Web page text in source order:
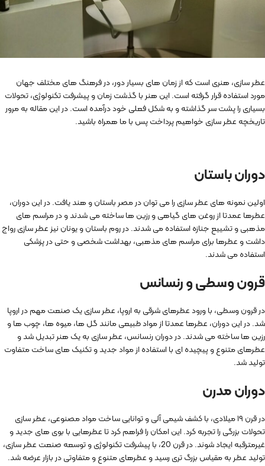
عطر سازی، هنری است که از زمان های بسیار دور، در فرهنگ های مختلف جهان
مورد استفاده قرار گرفته است. این هنر با گذشت زمان و پیشرفت تکنولوژی، تحولات
بسیاری را پشت سر گذاشته و به شکل فعلی خود درآمده است. در این مقاله به مرور
تاریخچه عطر سازی خواهیم پرداخت پس با ما همراه باشید.
دوران باستان
اولین نمونه های عطر سازی را می توان در مصر باستان و هند یافت. در این دوران،
عطرها عمدتا از روغن های گیاهی و رزین ها ساخته می شدند و در مراسم های
مذهبی و تشییع جنازه استفاده می شدند. در روم باستان و یونان نیز عطر سازی رواج
داشت و عطرها برای مراسم های مذهبی، بهداشت شخصی و حتی در پزشکی
استفاده می شدند.
قرون وسطی و رنسانس
در قرون وسطی، با ورود عطرهای شرقی به اروپا، عطر سازی یک صنعت مهم در اروپا
شد. در این دوران، عطرها عمدتا از مواد طبیعی مانند گل ها، میوه ها، چوب ها و
رزین ها ساخته می شدند. در دوران رنسانس، عطر سازی به یک هنر تبدیل شد و
عطرهای متنوع و پیچیده ای با استفاده از مواد جدید و تکنیک های ساخت متفاوت
تولید شد.
دوران مدرن
در قرن ۱۹ میلادی، با کشف شیمی آلی و توانایی ساخت مواد مصنوعی، عطر سازی
تحولات بزرگی را تجربه کرد. این امکان را فراهم کرد تا عطرهایی با بوی های جدید و
غیرمترقبه ایجاد شوند. در قرن 20، با پیشرفت تکنولوژی و توسعه صنعت عطر سازی،
تولید عطر به مقیاس بزرگ تری رسید و عطرهای متنوع و متفاوتی در بازار عرضه شد.